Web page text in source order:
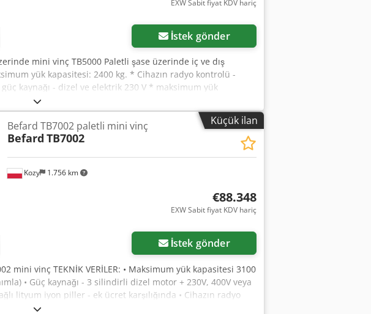
EXW Sabit fiyat KDV hariç
İstek gönder
mini vinç TB5000 Paletli şase üzerinde iç ve dış
yük kapasitesi: 2400 kg. * Cihazın radyo kontrolü -
kaynağı - dizel ve elektrik 230 V * maksimum yük
standarttır * 11 m'nin üzerindeki maksimum yatay menzil *
m'nin üzerindeki maksimum dikey menzil * 4 adet hidrolik
kg * Yükseklik yaklaşık 195 cm Crodpfx Akoibqraoref *
bağlı ek donanımlar: *Arama kancası * Hidrolik vinç
desteklemek için yastıklar * Hidrolik FLY JIB Dilediğiniz renkte
Küçük ilan
Kozy 1.756 km
Befard TB7002 paletli mini vinç
Befard TB7002
€88.348
EXW Sabit fiyat KDV hariç
İstek gönder
mini vinç TEKNİK VERİLER: • Maksimum yük kapasitesi 3100
• Güç kaynağı - 3 silindirli dizel motor + 230V, 400V veya
lityum iyon piller - ek ücret karşılığında • Cihazın radyo
Cedpfx Akoibqirersrf • İki uzatmalı hidrolik JIB kolu